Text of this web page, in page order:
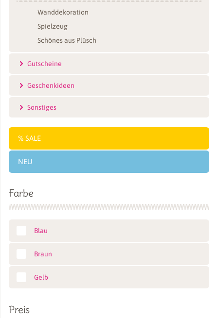
Wanddekoration
Spielzeug
Schönes aus Plüsch
Gutscheine
Geschenkideen
Sonstiges
SALE
NEU
Farbe
Blau
Braun
Gelb
Preis